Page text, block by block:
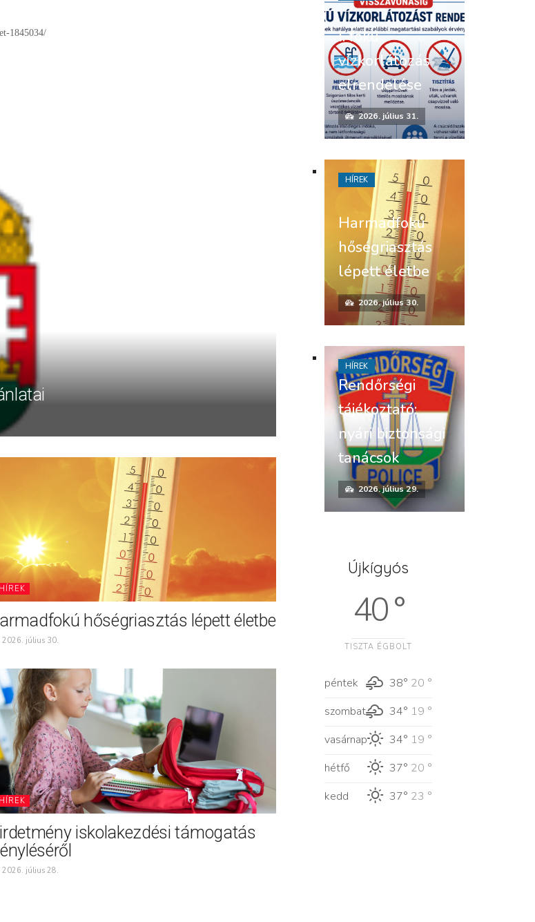
1845034/
HÍREK
hőségriasztás lépett életbe
2026. július 30.
HÍREK
iskolakezdési támogatás
2026. július 28.
I. fokú
vízkorlátozás
elrendelése
2026. július 31.
Harmadfokú
hőségriasztás
lépett életbe
2026. július 30.
HÍREK
Rendőrségi
tájékoztató:
nyári biztonsági
tanácsok
2026. július 29.
HÍREK
Újkígyós
40 °
TISZTA ÉGBOLT
péntek 38° 20 °
szombat
34° 19 °
vasárnap
34° 19 °
hétfő
37° 20 °
kedd
37° 23 °